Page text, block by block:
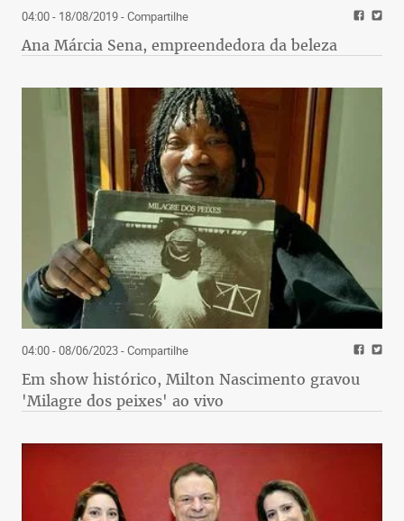
04:00 - 18/08/2019- Compartilhe
Ana Márcia Sena, empreendedora da beleza
04:00 - 08/06/2023- Compartilhe
Em show histórico, Milton Nascimento gravou
'Milagre dos peixes' ao vivo